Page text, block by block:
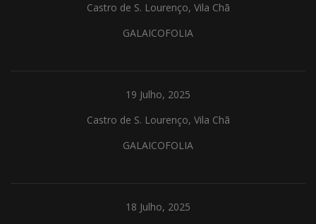
Castro de S. Lourenço, Vila Chã
GALAICOFOLIA
19 Julho, 2025
Castro de S. Lourenço, Vila Chã
GALAICOFOLIA
18 Julho, 2025